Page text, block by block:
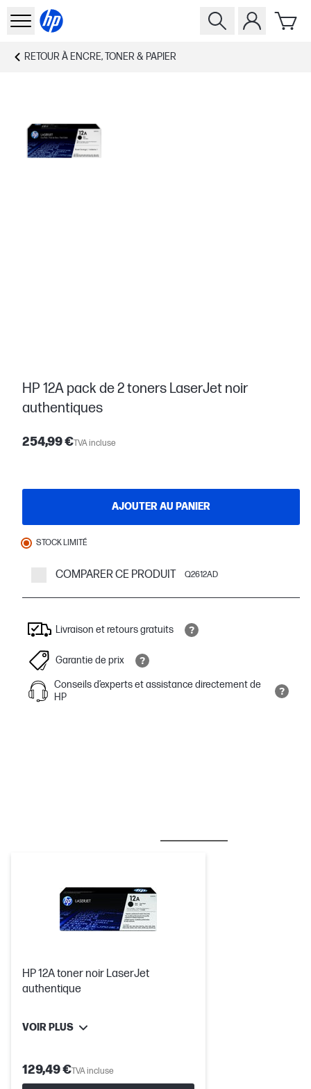
RETOUR À ENCRE, TONER & PAPIER
HP 12A pack de 2 toners LaserJet noir
authentiques
254,99 €TVA incluse
AJOUTER AU PANIER
STOCK LIMITÉ
COMPARER CE PRODUIT Q2612AD
Livraison et retours gratuits
Garantie de prix
Conseils d’experts et assistance directement de
HP
HP 12A toner noir LaserJet
authentique
VOIR PLUS
129,49 €TVA incluse